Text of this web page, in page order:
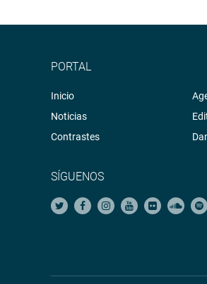
PORTAL
Inicio
Noticias
Contrastes
SÍGUENOS